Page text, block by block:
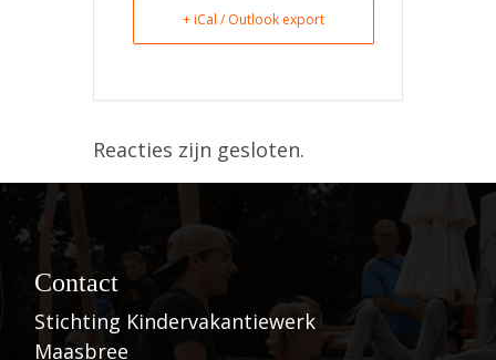
+ iCal / Outlook export
Reacties zijn gesloten.
Contact
Stichting Kindervakantiewerk
Maasbree